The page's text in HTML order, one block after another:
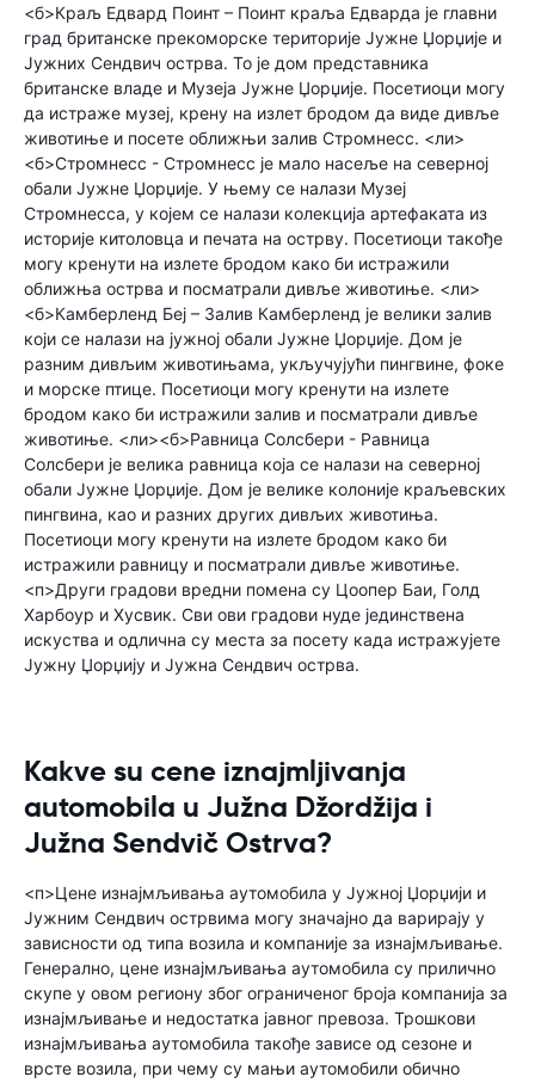
<б>Краљ Едвард Поинт – Поинт краља Едварда је главни
град британске прекоморске територије Јужне Џорџије и
Јужних Сендвич острва. То је дом представника
британске владе и Музеја Јужне Џорџије. Посетиоци могу
да истраже музеј, крену на излет бродом да виде дивље
животиње и посете оближњи залив Стромнесс. <ли>
<б>Стромнесс - Стромнесс је мало насеље на северној
обали Јужне Џорџије. У њему се налази Музеј
Стромнесса, у којем се налази колекција артефаката из
историје китоловца и печата на острву. Посетиоци такође
могу кренути на излете бродом како би истражили
оближња острва и посматрали дивље животиње. <ли>
<б>Камберленд Беј – Залив Камберленд је велики залив
који се налази на јужној обали Јужне Џорџије. Дом је
разним дивљим животињама, укључујући пингвине, фоке
и морске птице. Посетиоци могу кренути на излете
бродом како би истражили залив и посматрали дивље
животиње. <ли><б>Равница Солсбери - Равница
Солсбери је велика равница која се налази на северној
обали Јужне Џорџије. Дом је велике колоније краљевских
пингвина, као и разних других дивљих животиња.
Посетиоци могу кренути на излете бродом како би
истражили равницу и посматрали дивље животиње.
<п>Други градови вредни помена су Цоопер Баи, Голд
Харбоур и Хусвик. Сви ови градови нуде јединствена
искуства и одлична су места за посету када истражујете
Јужну Џорџију и Јужна Сендвич острва.
Kakve su cene iznajmljivanja
automobila u Južna Džordžija i
Južna Sendvič Ostrva?
<п>Цене изнајмљивања аутомобила у Јужној Џорџији и
Јужним Сендвич острвима могу значајно да варирају у
зависности од типа возила и компаније за изнајмљивање.
Генерално, цене изнајмљивања аутомобила су прилично
скупе у овом региону због ограниченог броја компанија за
изнајмљивање и недостатка јавног превоза. Трошкови
изнајмљивања аутомобила такође зависе од сезоне и
врсте возила, при чему су мањи аутомобили обично